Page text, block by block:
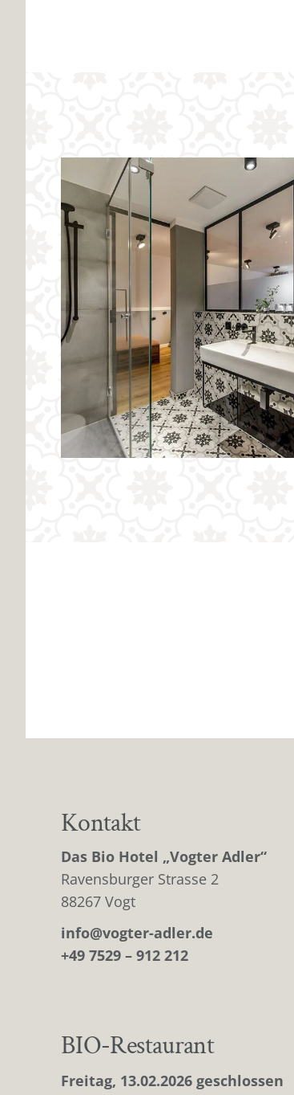
Kontakt
Das Bio Hotel „Vogter Adler“
Ravensburger Strasse 2
88267 Vogt
info@vogter-adler.de
+49 7529 – 912 212
BIO-Restaurant
Freitag, 13.02.2026 geschlossen